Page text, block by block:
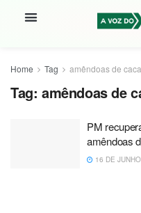
Home Tag amêndoas de
Tag: amêndoas de
PM
amêndoas
16 DE